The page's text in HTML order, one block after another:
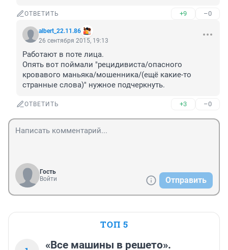
ОТВЕТИТЬ +9 –0
albert_22.11.86
26 сентября 2015, 19:13
Работают в поте лица.
Опять вот поймали "рецидивиста/опасного
кровавого маньяка/мошенника/(ещё какие-то
странные слова)" нужное подчеркнуть.
ОТВЕТИТЬ +3 –0
Гость
Войти
Отправить
ТОП 5
«Все машины в решето».